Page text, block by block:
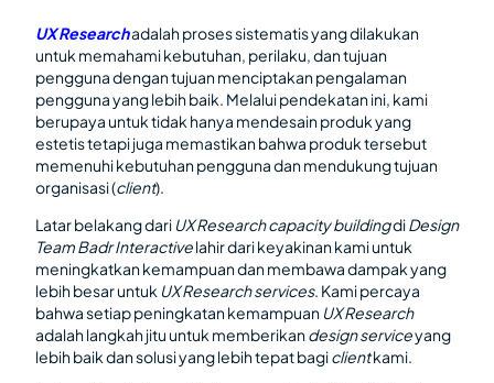
UX Researchadalah proses sistematis yang dilakukan
untuk memahami kebutuhan, perilaku, dan tujuan
pengguna dengan tujuan menciptakan pengalaman
pengguna yang lebih baik. Melalui pendekatan ini, kami
berupaya untuk tidak hanya mendesain produk yang
estetis tetapi juga memastikan bahwa produk tersebut
memenuhi kebutuhan pengguna dan mendukung tujuan
organisasi (client).
Latar belakang dari UX Research capacity buildingdiDesign
Team Badr Interactivelahir dari keyakinan kami untuk
meningkatkan kemampuan dan membawa dampak yang
lebih besar untuk UX Research services. Kami percaya
bahwa setiap peningkatan kemampuan UX Research
adalah langkah jitu untuk memberikandesign serviceyang
lebih baik dan solusi yang lebih tepat bagiclientkami.